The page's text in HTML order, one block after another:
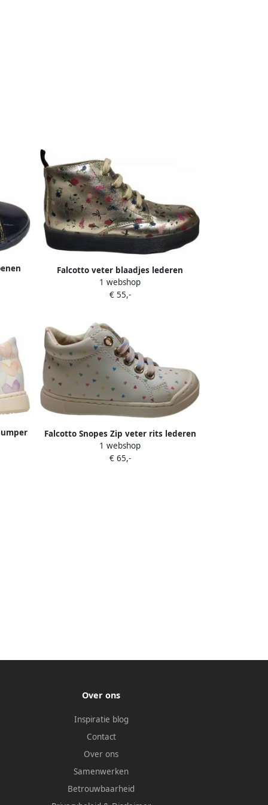
Falcotto veter blaadjes lederen
schoenen Loyd goud
1 webshop
€ 55,-
Falcotto Snopes Zip veter rits lederen
sneakers kleurrijke hartjes beige
1 webshop
€ 65,-
Over ons
Inspiratie blog
Contact
Over ons
Samenwerken
Betrouwbaarheid